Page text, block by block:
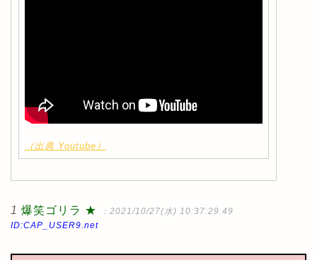
（出典 Youtube）
1 爆笑ゴリラ ★
：2021/10/27(水) 10:37:29.49
ID:CAP_USER9.net